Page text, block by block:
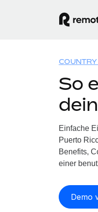
So
Einfache
Puerto
Benefits,
einer
Demo